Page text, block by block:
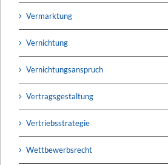
Vermarktung
Vernichtung
Vernichtungsanspruch
Vertragsgestaltung
Vertriebsstrategie
Wettbewerbsrecht